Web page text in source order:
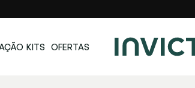
KITS OFERTAS